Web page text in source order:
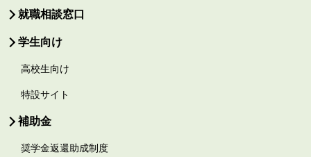
就職相談窓口
学生向け
高校生向け
特設サイト
補助金
奨学金返還助成制度